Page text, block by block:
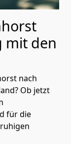
mit den
nach
Ob jetzt
für die